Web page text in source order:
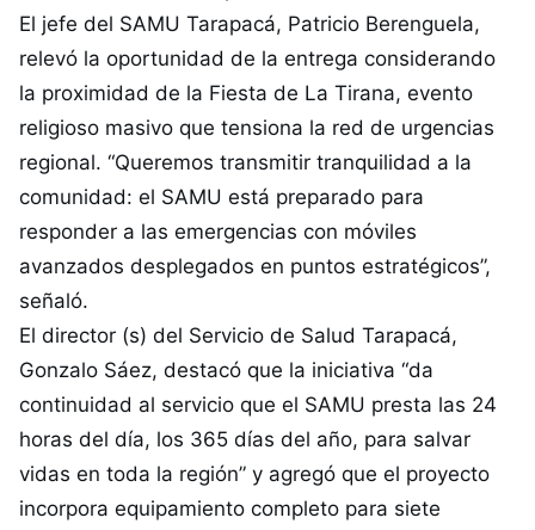
El jefe del SAMU Tarapacá, Patricio Berenguela,
relevó la oportunidad de la entrega considerando
la proximidad de la Fiesta de La Tirana, evento
religioso masivo que tensiona la red de urgencias
regional. “Queremos transmitir tranquilidad a la
comunidad: el SAMU está preparado para
responder a las emergencias con móviles
avanzados desplegados en puntos estratégicos”,
señaló.
El director (s) del Servicio de Salud Tarapacá,
Gonzalo Sáez, destacó que la iniciativa “da
continuidad al servicio que el SAMU presta las 24
horas del día, los 365 días del año, para salvar
vidas en toda la región” y agregó que el proyecto
incorpora equipamiento completo para siete